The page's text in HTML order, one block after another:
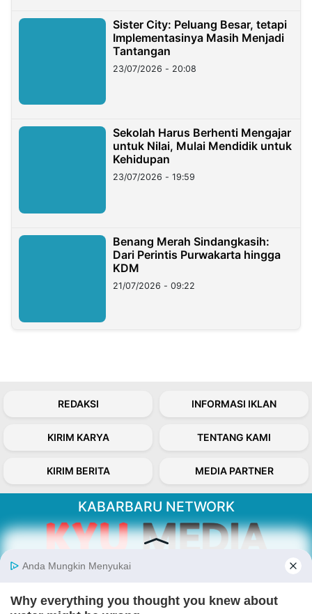
Sister City: Peluang Besar, tetapi
Implementasinya Masih Menjadi
Tantangan
23/07/2026 - 20:08
Sekolah Harus Berhenti Mengajar
untuk Nilai, Mulai Mendidik untuk
Kehidupan
23/07/2026 - 19:59
Benang Merah Sindangkasih:
Dari Perintis Purwakarta hingga
KDM
21/07/2026 - 09:22
REDAKSI INFORMASI IKLAN
KIRIM KARYA TENTANG KAMI
KIRIM BERITA MEDIA PARTNER
KABARBARU NETWORK